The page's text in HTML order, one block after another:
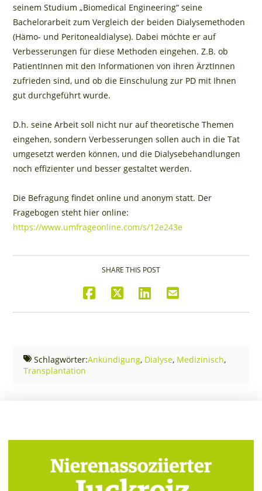
seinem Studium „Biomedical Engineering“ seine
Bachelorarbeit zum Vergleich der beiden Dialysemethoden
(Hämo- und Peritonealdialyse). Dabei möchte er auf
Verbesserungen für diese Methoden eingehen. Z.B. ob
PatientInnen mit den Informationen von ihren ÄrztInnen
zufrieden sind, und ob die Einschulung zur PD mit Ihnen
gut durchgeführt wurde.
D.h. seine Arbeit soll nicht nur auf theoretische Themen
eingehen, sondern Verbesserungen sollen auch in die Tat
umgesetzt werden können, und die Dialysebehandlungen
noch effizienter und besser gestaltet werden.
Die Befragung findet online und anonym statt. Der
Fragebogen steht hier online:
https://www.umfrageonline.com/s/12e243e
SHARE THIS POST
Schlagwörter:Ankündigung, Dialyse, Medizinisch,
Transplantation